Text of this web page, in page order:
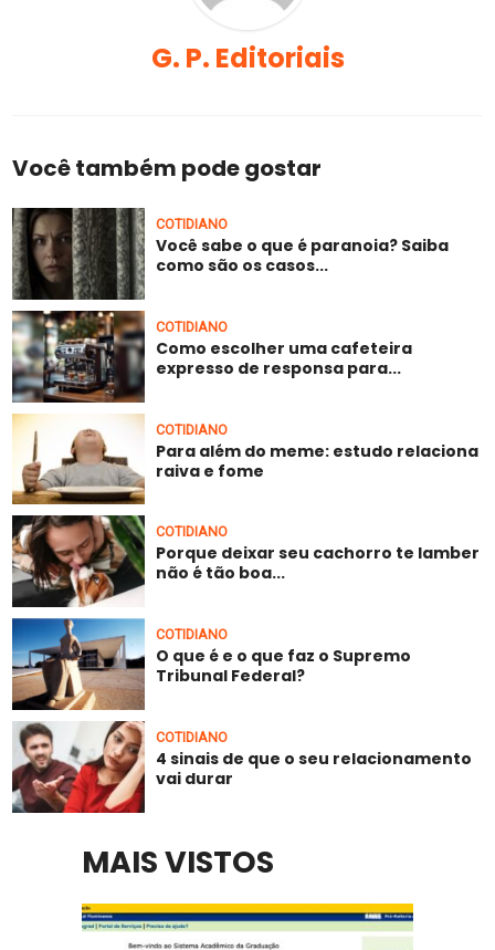
G. P. Editoriais
Você também pode gostar
COTIDIANO
Você sabe o que é paranoia? Saiba
como são os casos...
COTIDIANO
Como escolher uma cafeteira
expresso de responsa para...
COTIDIANO
Para além do meme: estudo relaciona
raiva e fome
COTIDIANO
Porque deixar seu cachorro te lamber
não é tão boa...
COTIDIANO
O que é e o que faz o Supremo
Tribunal Federal?
COTIDIANO
4 sinais de que o seu relacionamento
vai durar
MAIS VISTOS